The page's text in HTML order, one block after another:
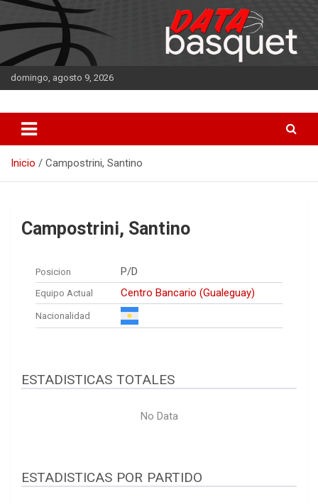
Saltar
al
contenido
domingo, agosto 9, 2026
DATA Basquet
Inicio Campostrini, Santino
Campostrini, Santino
Posicion P/D
Equipo Actual Centro Bancario (Gualeguay)
Nacionalidad
ESTADISTICAS TOTALES
No Data
ESTADISTICAS POR PARTIDO